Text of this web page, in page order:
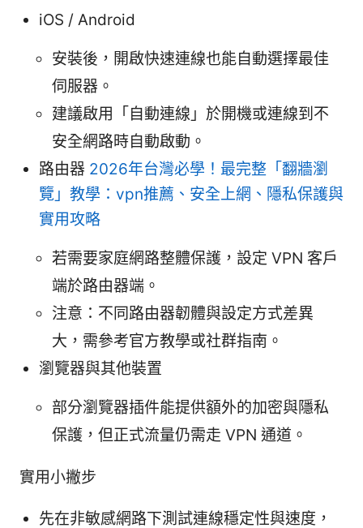
iOS / Android
安裝後，開啟快速連線也能自動選擇最佳
伺服器。
建議啟用「自動連線」於開機或連線到不
安全網路時自動啟動。
路由器 2026年台灣必學！最完整「翻牆瀏
覽」教學：vpn推薦、安全上網、隱私保護與
實用攻略
若需要家庭網路整體保護，設定 VPN 客戶
端於路由器端。
注意：不同路由器韌體與設定方式差異
大，需參考官方教學或社群指南。
瀏覽器與其他裝置
部分瀏覽器插件能提供額外的加密與隱私
保護，但正式流量仍需走 VPN 通道。
實用小撇步
先在非敏感網路下測試連線穩定性與速度，